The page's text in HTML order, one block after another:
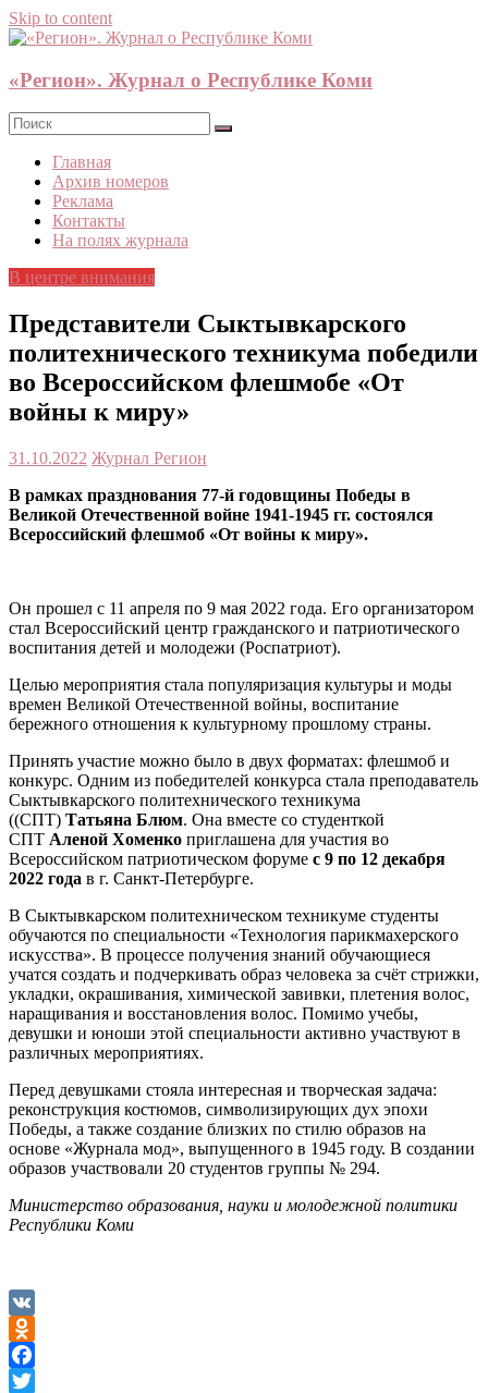
Skip to content
«Регион». Журнал о Республике Коми
Главная
Архив номеров
Реклама
Контакты
На полях журнала
В центре внимания
Представители Сыктывкарского
политехнического техникума победили
во Всероссийском флешмобе «От
войны к миру»
31.10.2022 Журнал Регион
В рамках празднования 77-й годовщины Победы в
Великой Отечественной войне 1941-1945 гг. состоялся
Всероссийский флешмоб «От войны к миру».
Он прошел с 11 апреля по 9 мая 2022 года. Его организатором
стал Всероссийский центр гражданского и патриотического
воспитания детей и молодежи (Роспатриот).
Целью мероприятия стала популяризация культуры и моды
времен Великой Отечественной войны, воспитание
бережного отношения к культурному прошлому страны.
Принять участие можно было в двух форматах: флешмоб и
конкурс. Одним из победителей конкурса стала преподаватель
Сыктывкарского политехнического техникума
((СПТ) Татьяна Блюм. Она вместе со студенткой
СПТ Аленой Хоменко приглашена для участия во
Всероссийском патриотическом форуме с 9 по 12 декабря
2022 года в г. Санкт-Петербурге.
В Сыктывкарском политехническом техникуме студенты
обучаются по специальности «Технология парикмахерского
искусства». В процессе получения знаний обучающиеся
учатся создать и подчеркивать образ человека за счёт стрижки,
укладки, окрашивания, химической завивки, плетения волос,
наращивания и восстановления волос. Помимо учебы,
девушки и юноши этой специальности активно участвуют в
различных мероприятиях.
Перед девушками стояла интересная и творческая задача:
реконструкция костюмов, символизирующих дух эпохи
Победы, а также создание близких по стилю образов на
основе «Журнала мод», выпущенного в 1945 году. В создании
образов участвовали 20 студентов группы № 294.
Министерство образования, науки и молодежной политики
Республики Коми
VK
Odnoklassniki
Facebook